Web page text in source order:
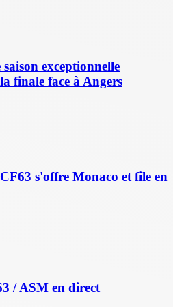
exceptionnelle
finale face à Angers
s'offre Monaco et file en
/ ASM en direct